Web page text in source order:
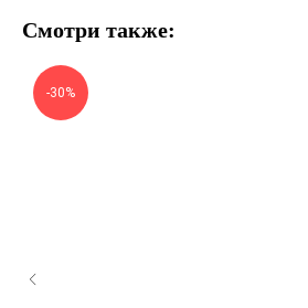
Смотри также:
-30%